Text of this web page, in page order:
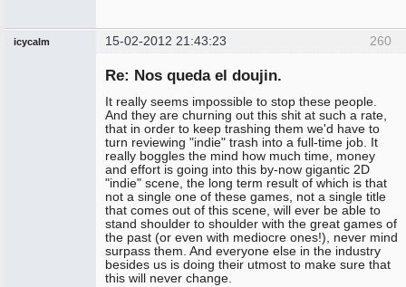
260
icycalm 15-02-2012 21:43:23
Re: Nos queda el doujin.
It really seems impossible to stop these people.
And they are churning out this shit at such a rate,
that in order to keep trashing them we'd have to
turn reviewing "indie" trash into a full-time job. It
really boggles the mind how much time, money
and effort is going into this by-now gigantic 2D
"indie" scene, the long term result of which is that
not a single one of these games, not a single title
that comes out of this scene, will ever be able to
stand shoulder to shoulder with the great games of
the past (or even with mediocre ones!), never mind
surpass them. And everyone else in the industry
besides us is doing their utmost to make sure that
this will never change.